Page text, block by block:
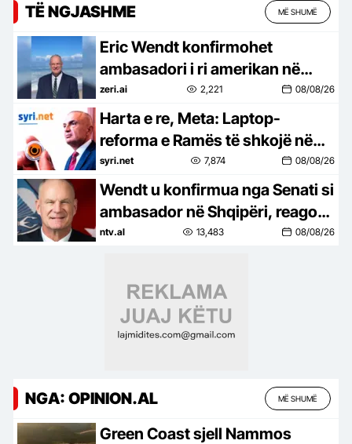
TË NGJASHME MË SHUMË
Eric Wendt konfirmohet
ambasadori i ri amerikan në
Shqipëri! Ambasada e SHBA: E
presim me kënaqësi
zeri.ai 2,221 08/08/26
Harta e re, Meta: Laptop-
reforma e Ramës të shkojë në
referendum. Turp për deputetët
e PS u kthyen shpinën votuesve
syri.net 7,874 08/08/26
Wendt u konfirmua nga Senati si
ambasador në Shqipëri, reagon
Ambasada Amerikane në Tiranë
ntv.al 13,483 08/08/26
NGA: OPINION.AL MË SHUMË
Green Coast sjell Nammos